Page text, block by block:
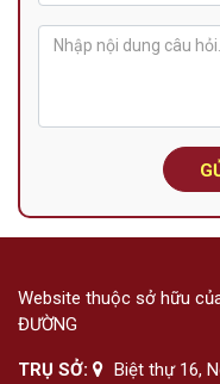
Website thuộc sở hữu
ĐƯỜNG
TRỤ SỞ:
Biệt thự 16,